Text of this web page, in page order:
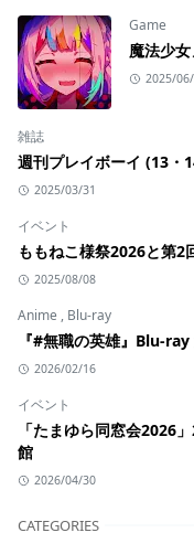
Game
魔法少
2025/
雑誌
週刊プレイボーイ (13・
2025/03/31
イベント
ももねこ様祭2026と第2
2025/08/08
Anime , Blu-ray
『#無職の英雄』Blu-
2026/02/16
イベント
「たまゆら同窓会2026
館
2026/04/30
CATEGORIES